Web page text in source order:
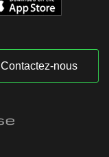
Contactez-nous